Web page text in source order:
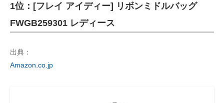
1位：[フレイ アイディー] リボンミドルバッグ
FWGB259301 レディース
出典：
Amazon.co.jp